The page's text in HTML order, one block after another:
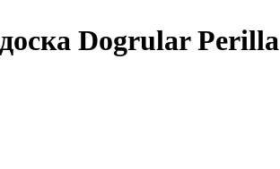
Dogrular Perilla